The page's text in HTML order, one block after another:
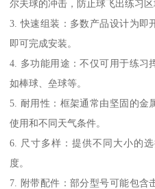
尔夫球的冲击，防止球飞出练习区
3. 快速组装：多数产品设计为即
即可完成安装。
4. 多功能用途：不仅可用于练习
如棒球、垒球等。
5. 耐用性：框架通常由坚固的金
使用和不同天气条件。
6. 尺寸多样：提供不同大小的
度。
7. 附带配件：部分型号可能包含